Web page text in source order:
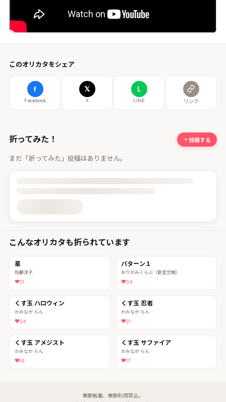
このオリカタをシェア
f
Facebook
𝕏
X
L
LINE リンク
折ってみた！ 投稿する
まだ「折ってみた」投稿はありません。
投稿詳細を読み込んでいます
こんなオリカタも折られています
星
佐藤洋子
21
パターン１
おりがみくらぶ（新宮文明）
34
くす玉 ハロウィン
かみなが らん
24
くす玉 忍者
かみなが らん
21
くす玉 アメジスト
かみなが らん
19
くす玉 サファイア
かみなが らん
17
無断転載、無断利用禁止。